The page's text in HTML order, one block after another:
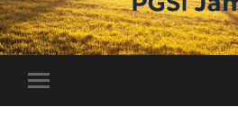
PGSI
Toggle
mobile